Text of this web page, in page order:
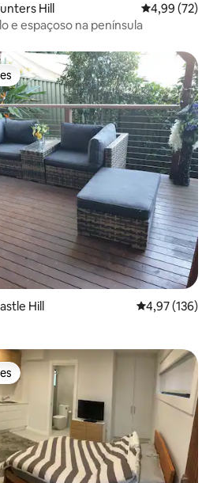
Hill 4,99 de uma
4,99 (72)
e espaçoso na península
Hill 4,97 de uma
4,97 (136)